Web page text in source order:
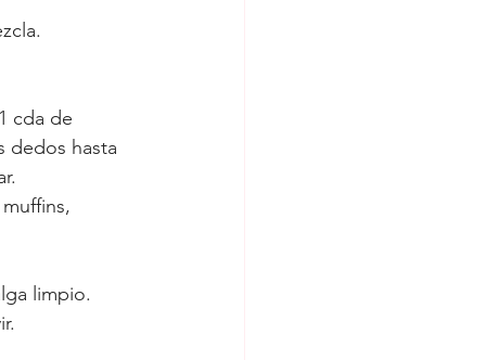
cda de
dedos hasta
limpio.